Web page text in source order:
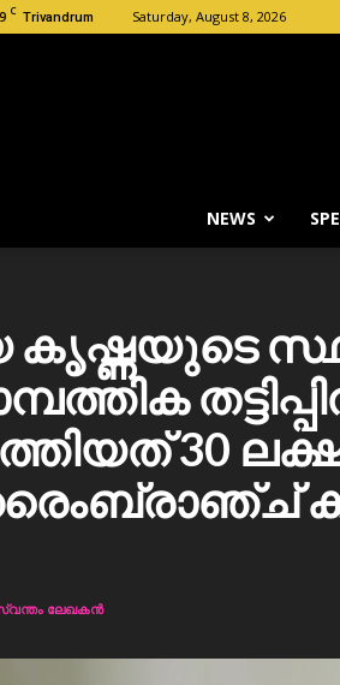
C Trivandrum Saturday, August 8, 2026
NEWS
കൃഷ്ണയുടെ
30
ലേഖകന്‍